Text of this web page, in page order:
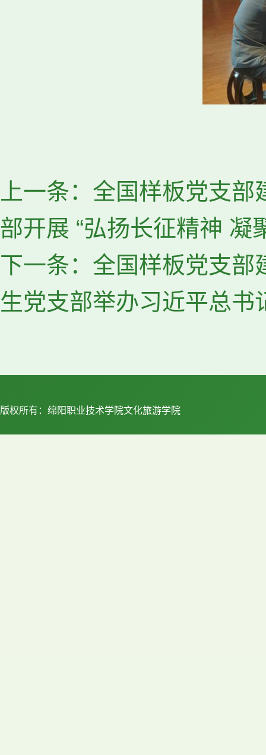
上一条： 全国样板党支部
部开展 “弘扬长征精神 凝
下一条： 全国样板党支部
生党支部举办习近平总书
版权所有：绵阳职业技术学院文化旅游学院